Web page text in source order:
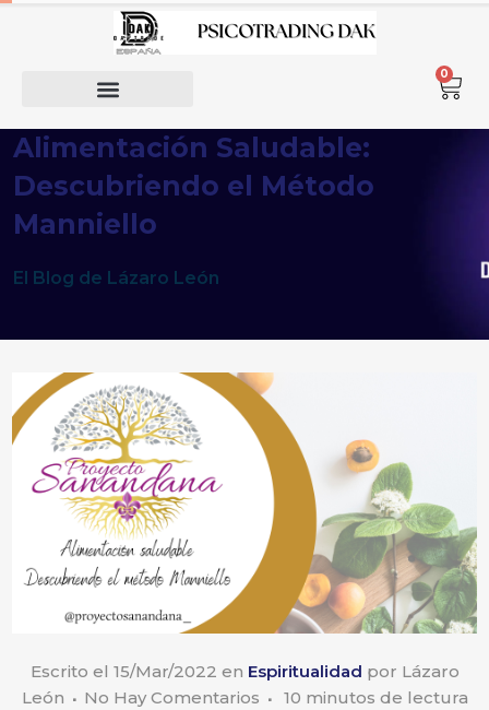
0
Alimentación Saludable:
Descubriendo el Método
Manniello
El Blog de Lázaro León
Escrito el 15/Mar/2022 en Espiritualidad por Lázaro
León
No Hay Comentarios 10 minutos de lectura